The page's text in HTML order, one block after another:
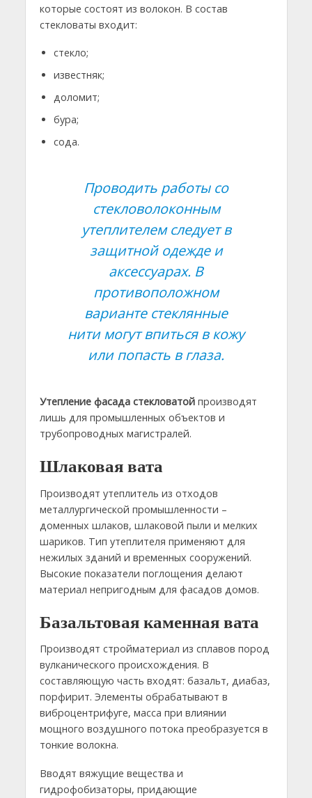
которые состоят из волокон. В состав
стекловаты входит:
стекло;
известняк;
доломит;
бура;
сода.
Проводить работы со
стекловолоконным
утеплителем следует в
защитной одежде и
аксессуарах. В
противоположном
варианте стеклянные
нити могут впиться в кожу
или попасть в глаза.
Утепление фасада стекловатойпроизводят
лишь для промышленных объектов и
трубопроводных магистралей.
Шлаковая вата
Производят утеплитель из отходов
металлургической промышленности –
доменных шлаков, шлаковой пыли и мелких
шариков. Тип утеплителя применяют для
нежилых зданий и временных сооружений.
Высокие показатели поглощения делают
материал непригодным для фасадов домов.
Базальтовая каменная вата
Производят стройматериал из сплавов пород
вулканического происхождения. В
составляющую часть входят: базальт, диабаз,
порфирит. Элементы обрабатывают в
виброцентрифуге, масса при влиянии
мощного воздушного потока преобразуется в
тонкие волокна.
Вводят вяжущие вещества и
гидрофобизаторы, придающие